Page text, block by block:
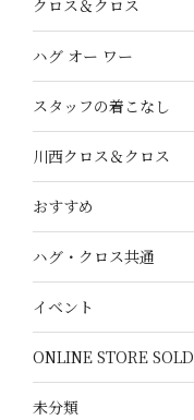
クロス＆クロス
ハグ オー ワー
スタッフの着こなし
川西クロス＆クロス
おすすめ
ハグ・クロス共通
イベント
ONLINE STORE SOLD
未分類